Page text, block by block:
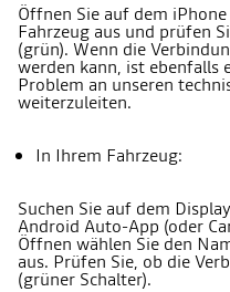
Öffnen Sie auf dem
Fahrzeug aus und prüfen
(grün). Wenn die
werden kann, ist ebenfalls
Problem an unseren
weiterzuleiten.
In Ihrem Fahrzeug:
Suchen Sie auf dem
Android Auto-App (oder
Öffnen wählen Sie den
aus. Prüfen Sie, ob die
(grüner Schalter).